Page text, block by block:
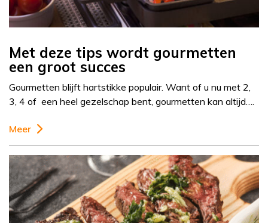
Met deze tips wordt gourmetten
een groot succes
Gourmetten blijft hartstikke populair. Want of u nu met 2,
3, 4 of een heel gezelschap bent, gourmetten kan altijd….
Meer